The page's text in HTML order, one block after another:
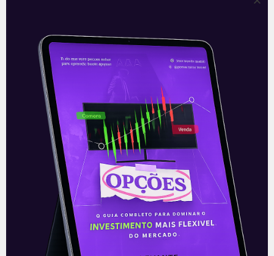
Título: O que é Análise
Técnica? | Manual do Trader
Trader: uma profissão desejada por
muitos, porém na qual poucos
conseguem ter sucesso.
Um dos pilares essenciais para todo
Trader de Sucesso é a Análise Técnica.
Entender o que é Análise Técnica e como
ela funciona na prática pode garantir a
efetividade das suas operações.
Leia mais